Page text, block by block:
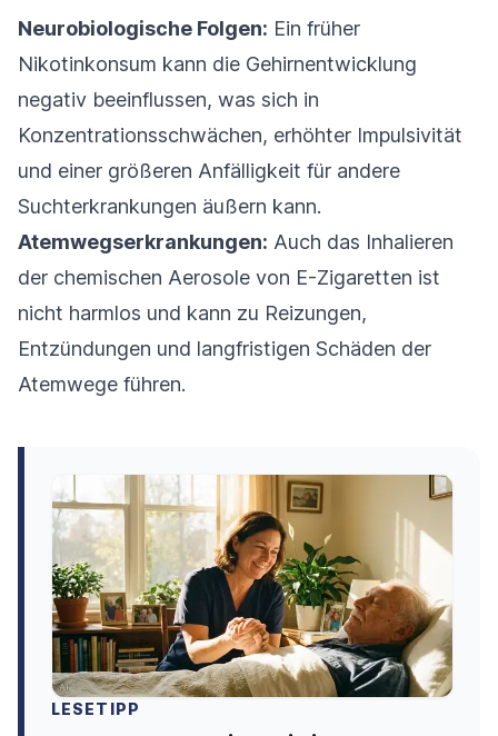
Neurobiologische Folgen: Ein früher
Nikotinkonsum kann die Gehirnentwicklung
negativ beeinflussen, was sich in
Konzentrationsschwächen, erhöhter Impulsivität
und einer größeren Anfälligkeit für andere
Suchterkrankungen äußern kann.
Atemwegserkrankungen: Auch das Inhalieren
der chemischen Aerosole von E-Zigaretten ist
nicht harmlos und kann zu Reizungen,
Entzündungen und langfristigen Schäden der
Atemwege führen.
LESETIPP